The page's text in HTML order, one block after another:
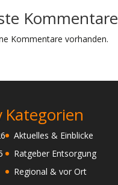
Kommentare
Kommentare vorhanden.
Kategorien
Aktuelles & Einblicke
Ratgeber Entsorgung
Regional & vor Ort